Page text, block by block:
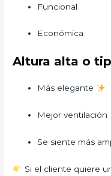
Funcional
Económica
Altura alta o
Más elegante
Mejor ventilación
Se siente más
Si el cliente quiere